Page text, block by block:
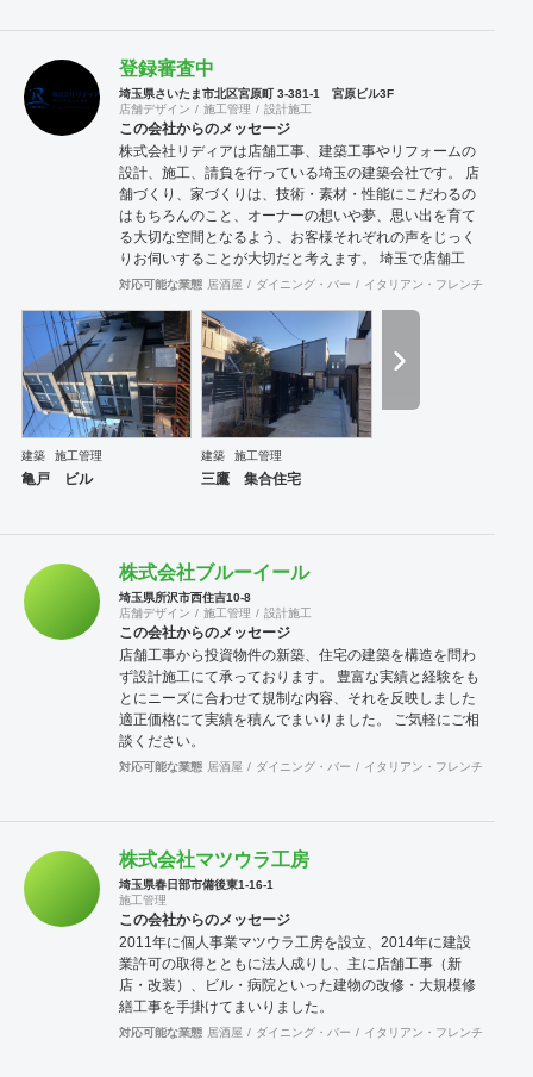
登録審査中
埼玉県さいたま市北区宮原町 3-381-1 宮原ビル3F
店舗デザイン
施工管理 設計施工
この会社からのメッセージ
株式会社リディアは店舗工事、建築工事やリフォームの
設計、施工、請負を行っている埼玉の建築会社です。 店
舗づくり、家づくりは、技術・素材・性能にこだわるの
はもちろんのこと、オーナーの想いや夢、思い出を育て
る大切な空間となるよう、お客様それぞれの声をじっく
りお伺いすることが大切だと考えます。 埼玉で店舗工
事、建築工事やリフォームをお考えの方はお気軽に私た
対応可能な業態 居酒屋 ダイニング・バー イタリアン・フレンチ
建築 施工管理
亀戸 ビル
建築 施工管理
三鷹 集合住宅
株式会社ブルーイール
埼玉県所沢市西住吉10-8
店舗デザイン
施工管理 設計施工
この会社からのメッセージ
店舗工事から投資物件の新築、住宅の建築を構造を問わ
ず設計施工にて承っております。 豊富な実績と経験をも
とにニーズに合わせて規制な内容、それを反映しました
適正価格にて実績を積んでまいりました。 ご気軽にご相
談ください。
対応可能な業態 居酒屋 ダイニング・バー イタリアン・フレンチ
株式会社マツウラ工房
埼玉県春日部市備後東1-16-1
施工管理
この会社からのメッセージ
2011年に個人事業マツウラ工房を設立、2014年に建設
業許可の取得とともに法人成りし、主に店舗工事（新
店・改装）、ビル・病院といった建物の改修・大規模修
繕工事を手掛けてまいりました。
対応可能な業態 居酒屋 ダイニング・バー イタリアン・フレンチ